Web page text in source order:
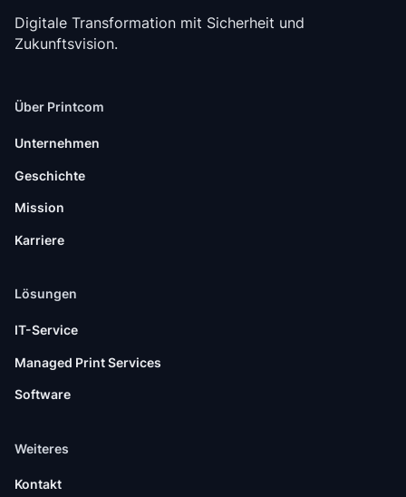
Digitale Transformation mit Sicherheit und
Zukunftsvision.
Über Printcom
Unternehmen
Geschichte
Mission
Karriere
Lösungen
IT-Service
Managed Print Services
Software
Weiteres
Kontakt